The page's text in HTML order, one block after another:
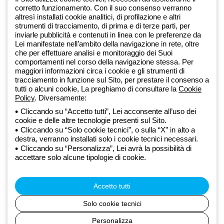
Dal 2025 Beghelli è parte del Gruppo GEWISS, all’interno
dell’ecosistema GEWISS LightZone, dove realizziamo soluzioni di
illuminazione integrate che trasformano la complessità in semplicità,
supportando professionisti e utenti finali nella realizzazione dei loro
bisogni.Scopri di più su GEWISS
Privacy Policy
Cookie policy
Condizioni di vendita
Tutte le policy
Accessibilità
direzione e coordinamento di Gewiss S.p.A. - R.I. Bologna e C.F.
03829720378 - P.IVA (IT) 00666341201 - REA BO-319364 - Cap.
Soc. 10.000.000 EUR i.v.
corretto funzionamento. Con il suo consenso verranno
altresì installati cookie analitici, di profilazione e altri
strumenti di tracciamento, di prima e di terze parti, per
inviarle pubblicità e contenuti in linea con le preferenze da
Lei manifestate nell’ambito della navigazione in rete, oltre
che per effettuare analisi e monitoraggio dei Suoi
comportamenti nel corso della navigazione stessa. Per
maggiori informazioni circa i cookie e gli strumenti di
tracciamento in funzione sul Sito, per prestare il consenso a
tutti o alcuni cookie, La preghiamo di consultare la Cookie
Policy. Diversamente:
Cliccando su “Accetto tutti”, Lei acconsente all’uso dei
cookie e delle altre tecnologie presenti sul Sito.
Cliccando su “Solo cookie tecnici”, o sulla “X” in alto a
destra, verranno installati solo i cookie tecnici necessari.
Cliccando su “Personalizza”, Lei avrà la possibilità di
accettare solo alcune tipologie di cookie.
Accetto tutti
Solo cookie tecnici
Personalizza